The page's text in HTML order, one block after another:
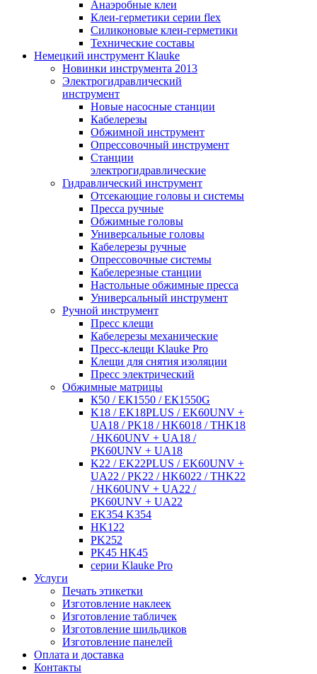
Анаэробные клеи
Клеи-герметики серии flex
Силиконовые клеи-герметики
Технические составы
Немецкий инструмент Klauke
Новинки инструмента 2013
Электрогидравлический
инструмент
Новые насосные станции
Кабелерезы
Обжимной инструмент
Опрессовочный инструмент
Станции
электрогидравлические
Гидравлический инструмент
Отсекающие головы и системы
Пресса ручные
Обжимные головы
Универсальные головы
Кабелерезы ручные
Опрессовочные системы
Кабелерезные станции
Настольные обжимные пресса
Универсальный инструмент
Ручной инструмент
Пресс клещи
Кабелерезы механические
Пресс-клещи Klauke Pro
Клещи для снятия изоляции
Пресс электрический
Обжимные матрицы
К50 / ЕК1550 / ЕК1550G
K18 / EK18PLUS / EK60UNV +
UA18 / PK18 / HK6018 / THK18
/ HK60UNV + UA18 /
PK60UNV + UA18
K22 / EK22PLUS / EK60UNV +
UA22 / PK22 / HK6022 / THK22
/ HK60UNV + UA22 /
PK60UNV + UA22
EK354 K354
HK122
PK252
PK45 HK45
серии Klauke Pro
Услуги
Печать этикетки
Изготовление наклеек
Изготовление табличек
Изготовление шильдиков
Изготовление панелей
Оплата и доставка
Контакты